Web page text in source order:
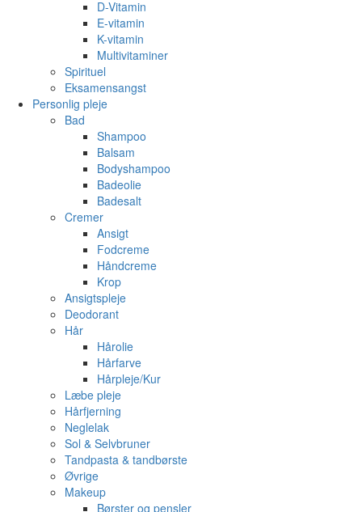
D-Vitamin
E-vitamin
K-vitamin
Multivitaminer
Spirituel
Eksamensangst
Personlig pleje
Bad
Shampoo
Balsam
Bodyshampoo
Badeolie
Badesalt
Cremer
Ansigt
Fodcreme
Håndcreme
Krop
Ansigtspleje
Deodorant
Hår
Hårolie
Hårfarve
Hårpleje/Kur
Læbe pleje
Hårfjerning
Neglelak
Sol & Selvbruner
Tandpasta & tandbørste
Øvrige
Makeup
Børster og pensler